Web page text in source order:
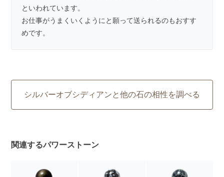
といわれています。
お仕事がうまくいくようにと願って送られるのもおすす
めです。
シルバーオブシディアンと他の石の相性を調べる
関連するパワーストーン